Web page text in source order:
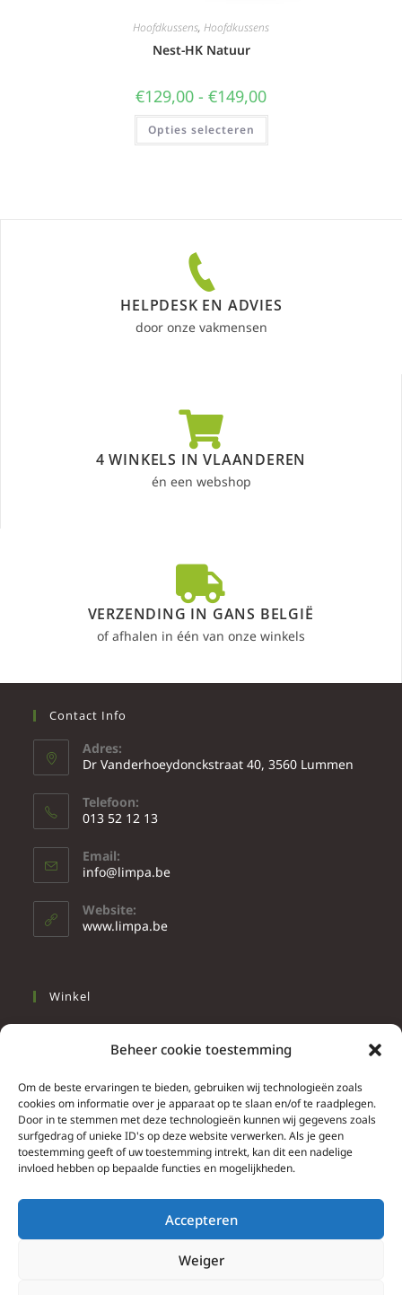
Beheer cookie toestemming
Om de beste ervaringen te bieden, gebruiken wij technologieën zoals
cookies om informatie over je apparaat op te slaan en/of te raadplegen.
Door in te stemmen met deze technologieën kunnen wij gegevens zoals
surfgedrag of unieke ID's op deze website verwerken. Als je geen
toestemming geeft of uw toestemming intrekt, kan dit een nadelige
invloed hebben op bepaalde functies en mogelijkheden.
Accepteren
Weiger
Hoofdkussens, Hoofdkussens
Nest-HK Natuur
€129,00 - €149,00
Opties selecteren
HELPDESK EN ADVIES
door onze vakmensen
4 WINKELS IN VLAANDEREN
én een webshop
VERZENDING IN GANS BELGIË
of afhalen in één van onze winkels
Contact Info
Adres:
Dr Vanderhoeydonckstraat 40, 3560 Lummen
Telefoon:
013 52 12 13
Email:
info@limpa.be
Website:
www.limpa.be
Winkel
Wonen
Info
Contacteer ons